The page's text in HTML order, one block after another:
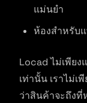
แม่นยำ
ห้องสำหรับ
Locad ไม่เพีย
เท่านั้น เราไม่เ
ว่าสินค้าจะถึงที่